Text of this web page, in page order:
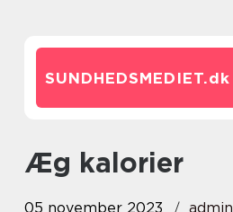
SUNDHEDSMEDIET.dk
æg kalorier
05 november 2023 admin